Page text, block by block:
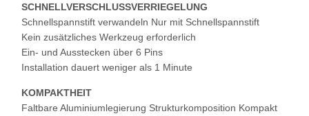
Qualitätskont
SCHNELLVERSCHLUSSVERRIEGELUNG
Schnellspannstift verwandeln Nur mit Schnellspannstift
Kein zusätzliches Werkzeug erforderlich
Ein- und Ausstecken über 6 Pins
Installation dauert weniger als 1 Minute
KOMPAKTHEIT
Faltbare Aluminiumlegierung Strukturkomposition Kompakt